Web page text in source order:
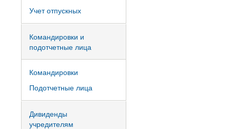
Учет отпускных
Командировки и
подотчетные лица
Командировки
Подотчетные лица
Дивиденды
учредителям